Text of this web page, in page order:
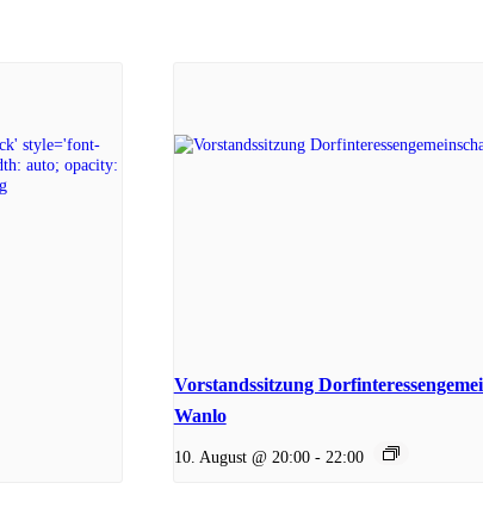
Vorstandssitzung
Wanlo
10. August @ 20:00 - 22:00